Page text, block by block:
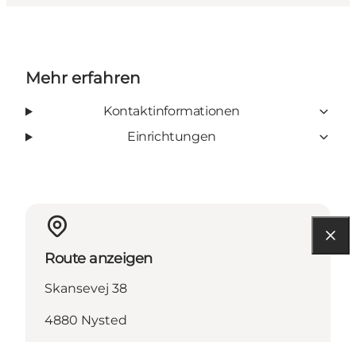
Mehr erfahren
Kontaktinformationen
Einrichtungen
Route anzeigen
Skansevej 38
4880 Nysted